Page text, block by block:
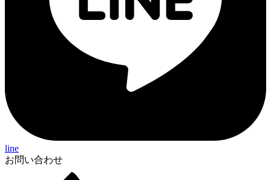
line
お問い合わせ